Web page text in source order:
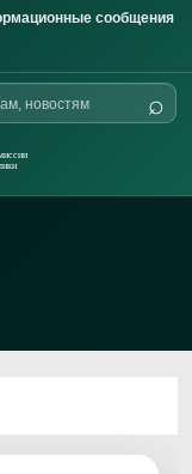
сообщения
⌕